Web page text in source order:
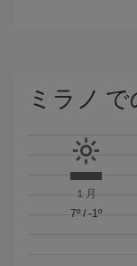
ミラノ
１月
7º/ -1º